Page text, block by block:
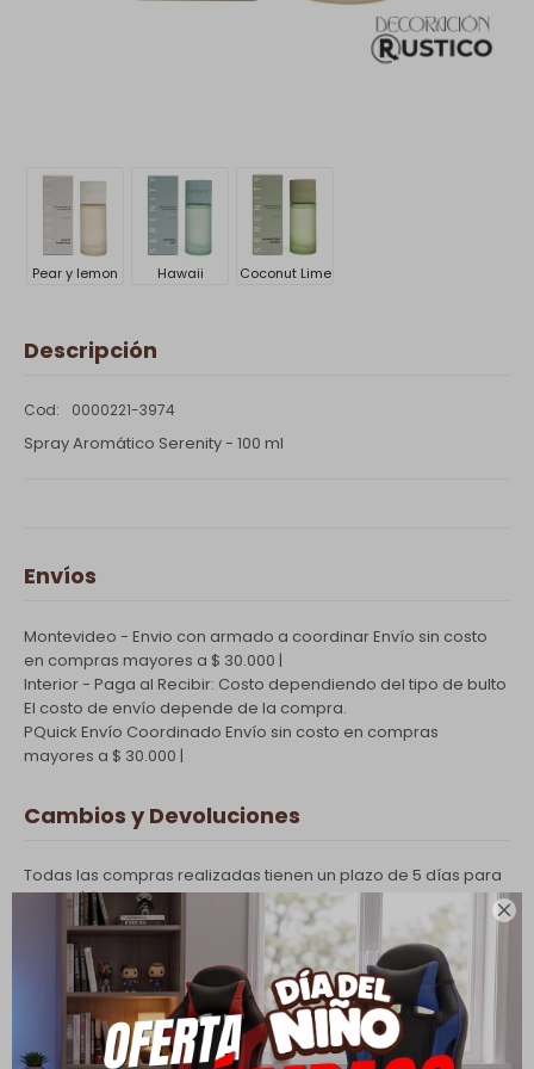

Pear y lemon Hawaii Coconut Lime
Descripción
0000221-3974
Spray Aromático Serenity - 100 ml
Envíos
Montevideo - Envio con armado a coordinarEnvío sin costo
en compras mayores a $ 30.000 |
Interior - Paga al Recibir: Costo dependiendo del tipo de bulto
El costo de envío depende de la compra.
PQuick Envío Coordinado Envío sin costo en compras
mayores a $ 30.000 |
Cambios y Devoluciones
Todas las compras realizadas tienen un plazo de 5 días para
su cambio.
Ver mas
Medios de pago